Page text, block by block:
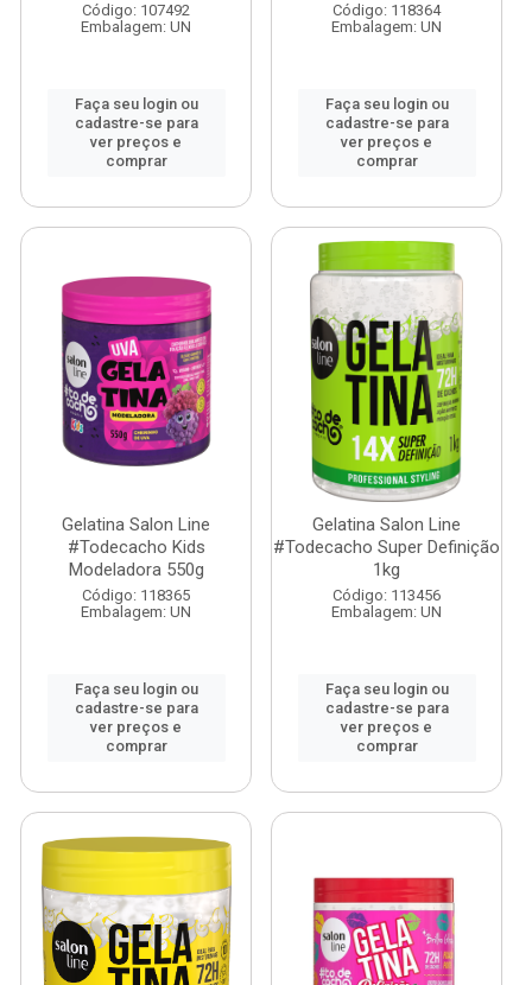
Código: 107492
Embalagem: UN
Faça seu login ou
cadastre-se para
ver preços e
comprar
Código: 118364
Embalagem: UN
Faça seu login ou
cadastre-se para
ver preços e
comprar
Gelatina Salon Line
#Todecacho Kids
Modeladora 550g
Código: 118365
Embalagem: UN
Faça seu login ou
cadastre-se para
ver preços e
comprar
Gelatina Salon Line
#Todecacho Super Definição
1kg
Código: 113456
Embalagem: UN
Faça seu login ou
cadastre-se para
ver preços e
comprar